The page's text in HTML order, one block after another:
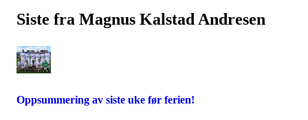
Siste fra Magnus Kalstad Andresen
Oppsummering av siste uke før ferien!